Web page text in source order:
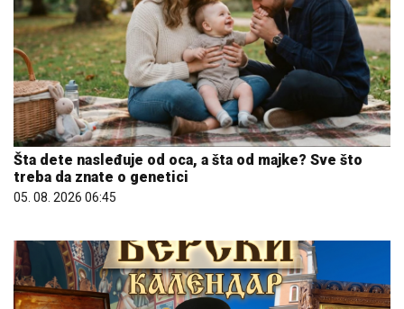
Šta dete nasleđuje od oca, a šta od majke? Sve što
treba da znate o genetici
05. 08. 2026 06:45